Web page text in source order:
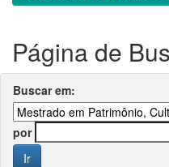
Página de
Buscar em:
por